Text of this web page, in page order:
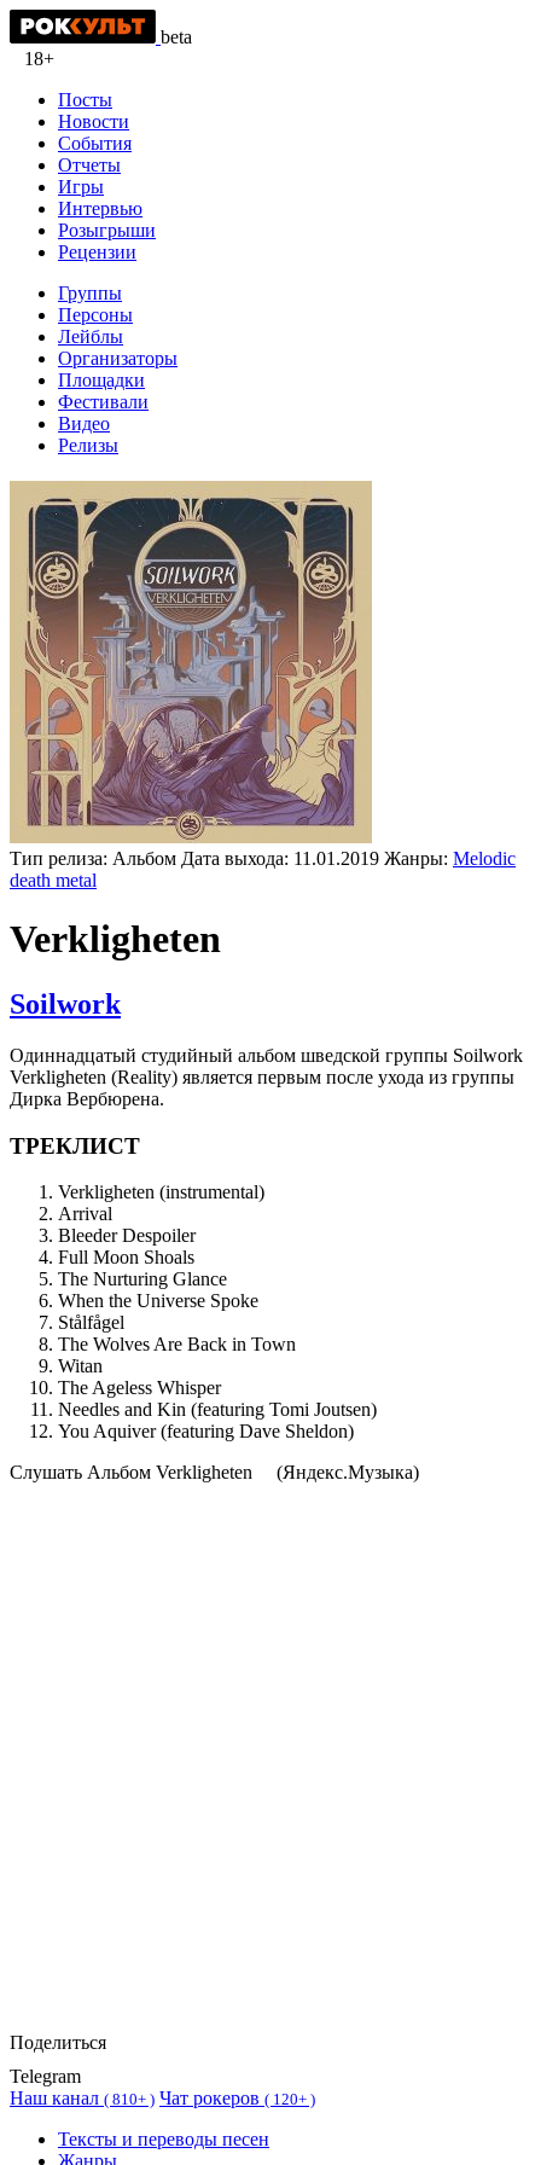
beta
18+
Посты
Новости
События
Отчеты
Игры
Интервью
Розыгрыши
Рецензии
Группы
Персоны
Лейблы
Организаторы
Площадки
Фестивали
Видео
Релизы
Тип релиза: Альбом Дата выхода: 11.01.2019 Жанры: Melodic
death metal
Verkligheten
Soilwork
Одиннадцатый студийный альбом шведской группы Soilwork
Verkligheten (Reality) является первым после ухода из группы
Дирка Вербюрена.
ТРЕКЛИСТ
Verkligheten (instrumental)
Arrival
Bleeder Despoiler
Full Moon Shoals
The Nurturing Glance
When the Universe Spoke
Stålfågel
The Wolves Are Back in Town
Witan
The Ageless Whisper
Needles and Kin (featuring Tomi Joutsen)
You Aquiver (featuring Dave Sheldon)
Cлушать Альбом Verkligheten
(Яндекс.Музыка)
Поделиться
Telegram
Наш канал ( 810+ ) Чат рокеров ( 120+ )
Тексты и переводы песен